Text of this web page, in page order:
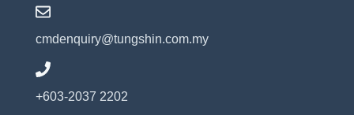
cmdenquiry@tungshin.com.my
+603-2037 2202